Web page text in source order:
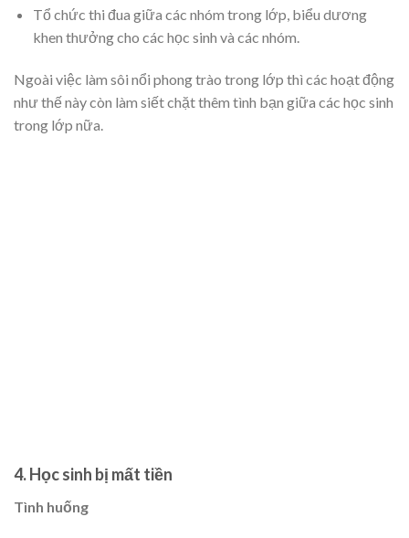
Tổ chức thi đua giữa các nhóm trong lớp, biểu dương
khen thưởng cho các học sinh và các nhóm.
Ngoài việc làm sôi nổi phong trào trong lớp thì các hoạt động
như thế này còn làm siết chặt thêm tình bạn giữa các học sinh
trong lớp nữa.
4. Học sinh bị mất tiền
Tình huống